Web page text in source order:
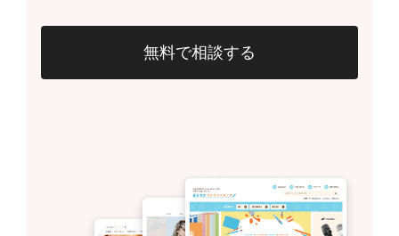
無料で相談する